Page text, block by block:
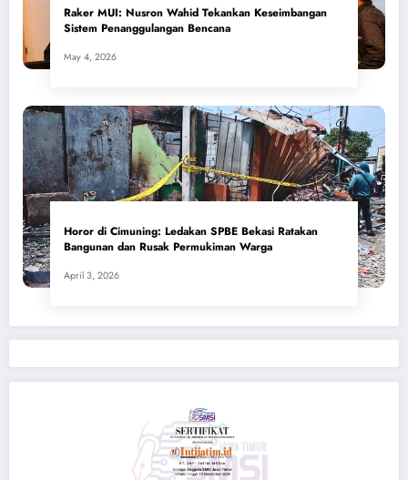
​Raker MUI: Nusron Wahid Tekankan Keseimbangan
Sistem Penanggulangan Bencana
May 4, 2026
Horor di Cimuning: Ledakan SPBE Bekasi Ratakan
Bangunan dan Rusak Permukiman Warga
April 3, 2026